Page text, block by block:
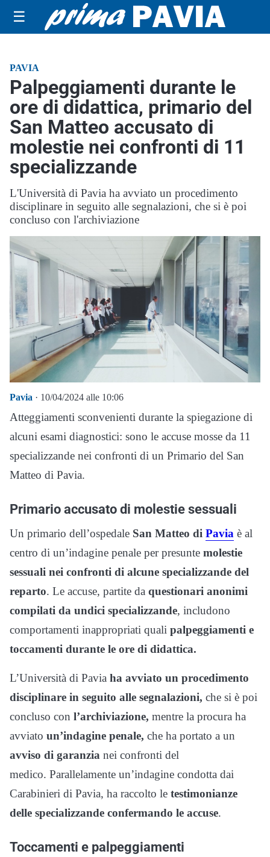
☰
PAVIA
Palpeggiamenti durante le
ore di didattica, primario del
San Matteo accusato di
molestie nei confronti di 11
specializzande
L'Università di Pavia ha avviato un procedimento
disciplinare in seguito alle segnalazioni, che si è poi
concluso con l'archiviazione
Pavia · 10/04/2024 alle 10:06
Atteggiamenti sconvenienti durante la spiegazione di
alcuni esami diagnostici: sono le accuse mosse da 11
specializzande nei confronti di un Primario del San
Matteo di Pavia.
Primario accusato di molestie sessuali
Un primario dell’ospedale San Matteo di Pavia è al
centro di un’indagine penale per presunte molestie
sessuali nei confronti di alcune specializzande del
reparto. Le accuse, partite da questionari anonimi
compilati da undici specializzande, includono
comportamenti inappropriati quali palpeggiamenti e
toccamenti durante le ore di didattica.
L’Università di Pavia ha avviato un procedimento
disciplinare in seguito alle segnalazioni, che si è poi
concluso con l’archiviazione, mentre la procura ha
avviato un’indagine penale, che ha portato a un
avviso di garanzia nei confronti del
medico. Parallelamente un’indagine condotta dai
Carabinieri di Pavia, ha raccolto le testimonianze
delle specializzande confermando le accuse.
Toccamenti e palpeggiamenti